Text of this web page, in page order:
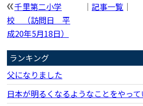
｜記事一覧 ｜
千里第二小学
校 （訪問日 平
成20年5月18日）
ランキング
父になりました
日本が明るくなるようなことをやって